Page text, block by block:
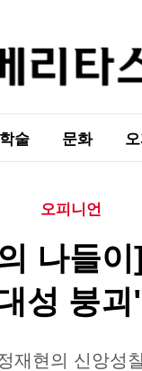
학술 문화
오피니언
나들
성 붕괴
재현의 신앙성